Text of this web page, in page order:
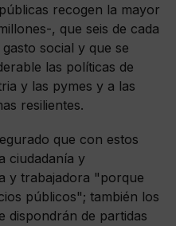
recogen la mayor
, que seis de cada
social y que se
las políticas de
y las pymes y a las
resilientes.
que con estos
ciudadanía y
y trabajadora "porque
públicos"; también los
dispondrán de partidas